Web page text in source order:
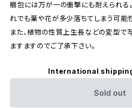
梱包には万が一の衝撃にも耐えられる
れでも葉や花が多少落ちてしまう可能
また、植物の性質上生長などの変型で
ますますのでご了承下さい。
International
Sold out